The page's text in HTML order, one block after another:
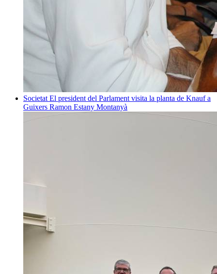
Societat El president del Parlament visita la planta de Knauf a
Guixers Ramon Estany Montanyà